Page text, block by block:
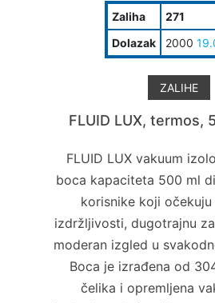
Zaliha
271
Dolazak
2000
ZALIHE
FLUID LUX, termos,
FLUID LUX vakuum
boca kapaciteta 500 ml
korisnike koji
izdržljivosti, dugotrajnu
moderan izgled u
Boca je izrađena od
čelika i opremljena